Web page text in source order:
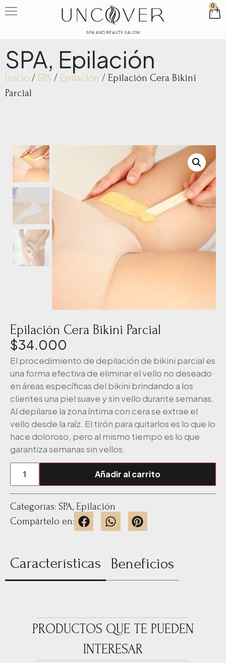
0
SPA, Epilación
Inicio / SPA / Epilación / Epilación Cera Bikini
Parcial
Epilación Cera Bikini Parcial
$34.000
El procedimiento de depilación de bikini parcial es
una forma efectiva de eliminar el vello no deseado
en áreas específicas del bikini brindando a los
clientes una piel suave y sin vello durante semanas.
Al depilarse la zona íntima con cera se extrae el
vello desde la raíz. El tirón para quitarlos es lo que lo
hace doloroso, pero al mismo tiempo es lo que
garantiza semanas sin vellos.
Añadir al carrito
Categorías: SPA, Epilación
Compártelo en:
Características Beneficios
PRODUCTOS QUE TE PUEDEN
INTERESAR